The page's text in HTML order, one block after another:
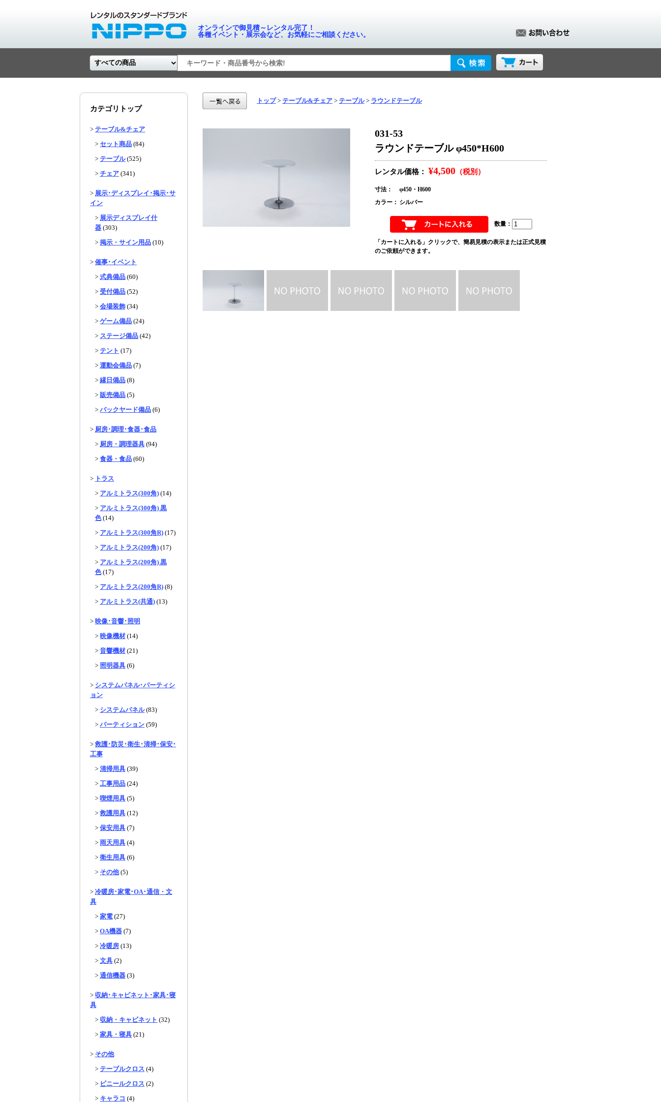
オンラインで御見積～レンタル完了！
各種イベント・展示会など、お気軽にご相談ください。
カテゴリトップ
> テーブル&チェア
> セット商品 (84)
> テーブル(525)
> チェア (341)
> 展示･ディスプレイ･掲示･サ
イン
> 展示ディスプレイ什
器 (303)
> 掲示・サイン用品 (10)
> 催事･イベント
> 式典備品 (60)
> 受付備品 (52)
> 会場装飾 (34)
> ゲーム備品 (24)
> ステージ備品 (42)
> テント (17)
> 運動会備品 (7)
> 縁日備品 (8)
> 販売備品 (5)
> バックヤード備品 (6)
> 厨房･調理･食器･食品
> 厨房・調理器具 (94)
> 食器・食品 (60)
> トラス
> アルミトラス(300角) (14)
> アルミトラス(300角) 黒
色(14)
> アルミトラス(300角R) (17)
> アルミトラス(200角) (17)
> アルミトラス(200角) 黒
色(17)
> アルミトラス(200角R) (8)
> アルミトラス(共通) (13)
> 映像･音響･照明
> 映像機材 (14)
> 音響機材 (21)
> 照明器具 (6)
> システムパネル･パーティシ
ョン
> システムパネル(83)
> パーティション (59)
> 救護･防災･衛生･清掃･保安･
工事
> 清掃用具 (39)
> 工事用品 (24)
> 喫煙用具 (5)
> 救護用具 (12)
> 保安用具 (7)
> 雨天用具 (4)
> 衛生用具 (6)
> その他(5)
> 冷暖房･家電･OA･通信・文
具
> 家電 (27)
> OA機器 (7)
> 冷暖房 (13)
> 文具 (2)
> 通信機器 (3)
> 収納･キャビネット･家具･寝
具
> 収納・キャビネット (32)
> 家具・寝具 (21)
> その他
> テーブルクロス (4)
> ビニールクロス (2)
> キャラコ (4)
トップ テーブル&チェア テーブル ラウンドテーブル
031-53
ラウンドテーブル φ450*H600
レンタル価格： ¥4,500 （税別）
寸法：
φ450・H600
カラー： シルバー
数量：
「カートに入れる」クリックで、簡易見積の表示または正式見積
のご依頼ができます。